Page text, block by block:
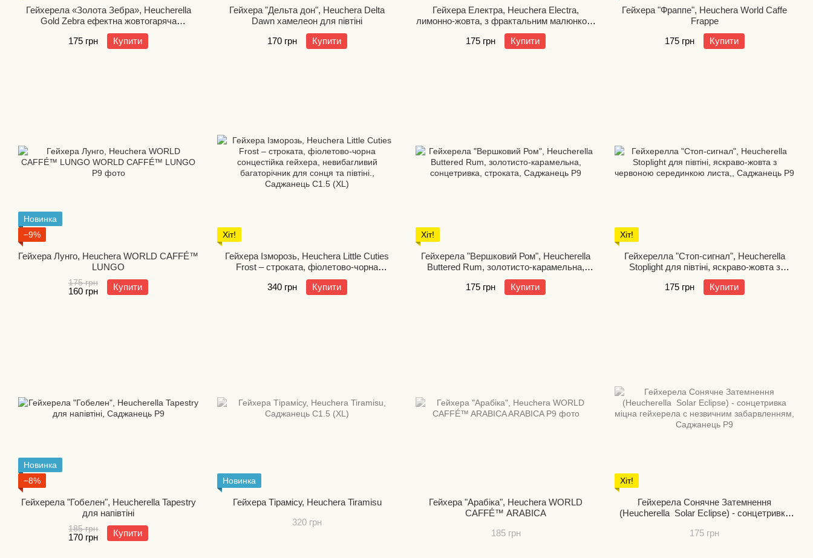
Гейхерела «Золота Зебра», Heucherella
Gold Zebra ефектна жовтогаряча
гейхерела для півтіні
175 грн
Купити
Гейхера "Дельта дон", Heuchera Delta
Dawn хамелеон для півтіні
170 грн
Купити
Гейхера Електра, Heuchera Electra,
лимонно-жовта, з фрактальним малюнком,
для напівтіні
175 грн
Купити
Гейхера "Фраппе", Heuchera World Caffe
Frappe
175 грн
Купити
Новинка
−9%
Гейхера Лунго, Heuchera WORLD CAFFÉ™
LUNGO
175 грн
160 грн Купити
Хіт!
Гейхера Ізморозь, Heuchera Little Cuties
Frost – строката, фіолетово-чорна
сонцестійка гейхера, невибагливий
багаторічник для сонця та півтіні.
340 грн Купити
Хіт!
Гейхерела "Вершковий Ром", Heucherella
Buttered Rum, золотисто-карамельна,
сонцетривка, строката
175 грн
Купити
Хіт!
Гейхерелла "Стоп-сигнал", Heucherella
Stoplight для півтіні, яскраво-жовта з
червоною серединкою листа,
175 грн
Купити
Новинка
−8%
Гейхерела "Гобелен", Heucherella Tapestry
для напівтіні
185 грн
170 грн Купити
Новинка
Гейхера Тірамісу, Heuchera Tiramisu
320 грн
Гейхера "Арабіка", Heuchera WORLD
CAFFÉ™ ARABICA
185 грн
Хіт!
Гейхерела Сонячне Затемнення
(Heucherella Solar Eclipse) - сонцетривка
забарвленням
175 грн